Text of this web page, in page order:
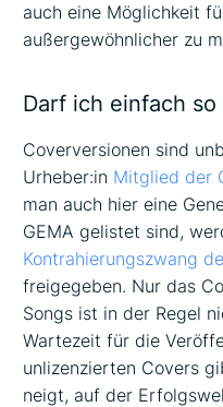
auch eine Möglichkeit
außergewöhnlicher zu
Darf ich einfach so
Coverversionen sind
Urheber:in Mitglied der
man auch hier eine
GEMA gelistet sind,
Kontrahierungszwang
freigegeben. Nur das
Songs ist in der Regel
Wartezeit für die
unlizenzierten Covers
neigt, auf der